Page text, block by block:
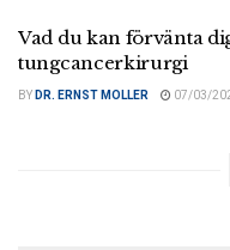
Vad du kan förvänta
tungcancerkirurgi
BY DR. ERNST MOLLER 07/03/